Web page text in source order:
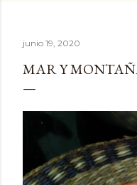
junio 19, 2020
MAR Y